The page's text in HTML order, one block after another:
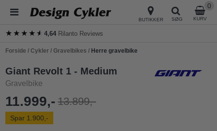
BUTIKKER SØG KURV
0
★★★★★
★★★★★4,64 Rilanto Reviews
Forside /Cykler /Gravelbikes / Herre gravelbike
Giant Revolt 1 - Medium
Gravelbike
11.999,- 13.899,-
Spar 1.900,-